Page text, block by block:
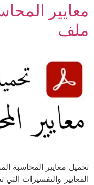
معايير
ملف
تحميل معايير المحاسبة
المعايير والتفسيرات التي